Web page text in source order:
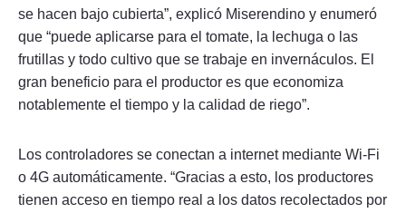
se hacen bajo cubierta”, explicó Miserendino y enumeró
que “puede aplicarse para el tomate, la lechuga o las
frutillas y todo cultivo que se trabaje en invernáculos. El
gran beneficio para el productor es que economiza
notablemente el tiempo y la calidad de riego”.
Los controladores se conectan a internet mediante Wi-Fi
o 4G automáticamente. “Gracias a esto, los productores
tienen acceso en tiempo real a los datos recolectados por